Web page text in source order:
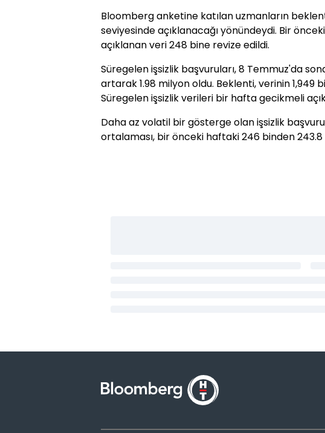
Bloomberg anketine katılan uzmanların
seviyesinde açıklanacağı yönündeydi. Bir
açıklanan veri 248 bine revize edildi.
Süregelen işsizlik başvuruları, 8 Temmuz'da
artarak 1.98 milyon oldu. Beklenti, verinin 1,949
Süregelen işsizlik verileri bir hafta gecikmeli
Daha az volatil bir gösterge olan işsizlik
ortalaması, bir önceki haftaki 246 binden 243.8